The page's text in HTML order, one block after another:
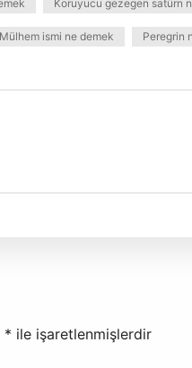
Koruyucu gezegen satürn
Mülhem ismi ne demek Peregrin
* ile işaretlenmişlerdir